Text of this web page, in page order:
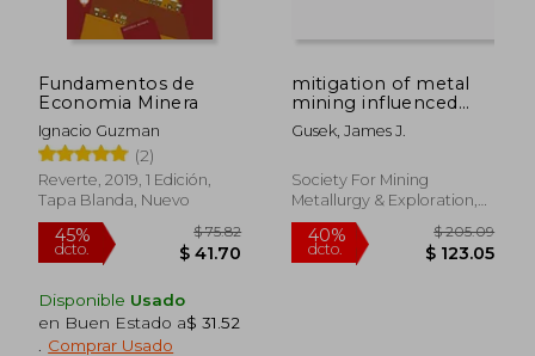
Fundamentos de
Economia Minera
Ignacio Guzman
(2)
Reverte, 2019, 1 Edición,
Tapa Blanda, Nuevo
Disponible Usado
en Buen Estado a$ 31.52
Comprar Usado
mitigation of metal
mining influenced
water (en Inglés)
Gusek, James J.
Society For Mining
Metallurgy & Exploration,
2009, Nuevo